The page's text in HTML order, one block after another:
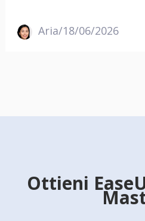
Aria/18/06/2026
Ottieni